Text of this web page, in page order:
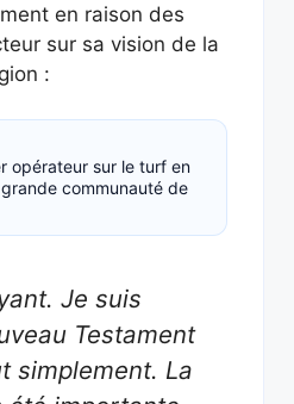
en raison des
sur sa vision de la
:
opérateur sur le turf en
communauté de
Je suis
Testament
simplement. La